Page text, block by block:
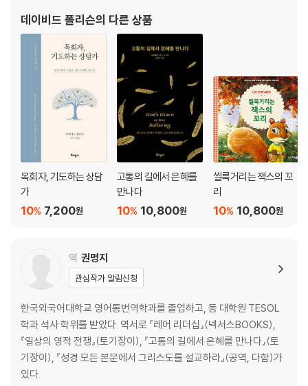
데이비드 폴리슨의 다른 상품
목회자, 기도하는 상담
가
7,200원
10%
고통의 길에서 은혜를
만나다
10,800원
10%
씰룩거리는 잭스의 꼬
리
10,800원
10%
역 권명지
관심작가 알림신청
한국외국어대학교 영어통번역학과를 졸업하고, 동 대학원 TESOL
학과 석사 학위를 받았다. 역서로 『레어 리더십』(넥서스BOOKS),
『일상의 영적 전쟁』(토기장이), 『고통의 길에서 은혜를 만나다』(토
기장이), 『성경 모든 본문에서 그리스도를 설교하라』(공역, 다함)가
있다.